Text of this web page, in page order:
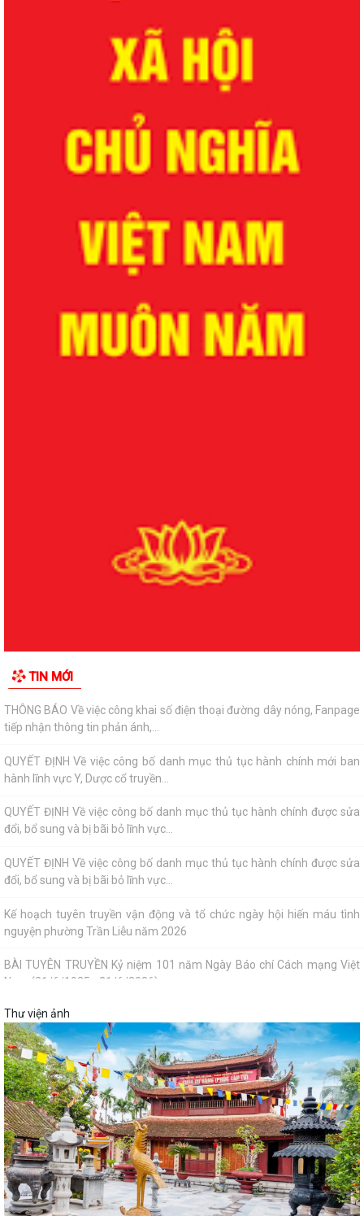
TIN MỚI
đổi, bổ sung lĩnh vực phòng bệnh...
QUYẾT ĐỊNH Về việc công bố danh mục thủ tục hành chính được sửa
đổi, bổ sung lĩnh vực phòng bệnh...
QUYẾT ĐỊNH Về việc công bố danh mục thủ tục hành chính được sửa
đổi, bổ sung, bị bãi bỏ lĩnh vực...
QUYẾT ĐỊNH Về việc công bố danh mục thủ tục hành chính được sửa
nhiệm vụ lĩnh vực y, dược cổ...
QUYẾT ĐỊNH Về việc công bố danh mục thủ tục hành chính được sửa
đổi, bổ sung, bị bãi bỏ lĩnh vực...
vi, chức năng quản lý của Sở Y tế
THÔNG BÁO Về việc công khai số điện thoại đường dây nóng, Fanpage
tiếp nhận thông tin phản ánh,...
QUYẾT ĐỊNH Về việc công bố danh mục thủ tục hành chính mới ban
hành lĩnh vực Y, Dược cổ truyền...
QUYẾT ĐỊNH Về việc công bố danh mục thủ tục hành chính được sửa
đổi, bổ sung và bị bãi bỏ lĩnh vực...
QUYẾT ĐỊNH Về việc công bố danh mục thủ tục hành chính được sửa
đổi, bổ sung và bị bãi bỏ lĩnh vực...
Kế hoạch tuyên truyền vận động và tổ chức ngày hội hiến máu tình
nguyện phường Trần Liễu năm 2026
BÀI TUYÊN TRUYỀN Kỷ niệm 101 năm Ngày Báo chí Cách mạng Việt
Nam (21/6/1925 - 21/6/2026)
QUYẾT ĐỊNH Về việc ủy quyền cho Giám đốc Sở Y tế thực hiện giải
quyết thủ tục hành chính lĩnh vực y...
Lãnh đạo phường Trần Liễu thăm đồng, đánh giá năng suất vụ Chiêm
Xuân 2026
UBND PHƯỜNG TRẦN LIỄU TỔ CHỨC KIỂM TRA CHUYÊN NGÀNH LĨNH
VỰC TIÊU CHUẨN, ĐO LƯỜNG, CHẤT LƯỢNG NĂM...
THÔNG BÁO V/v Niêm yết công khai Công văn số 70/NY-VPCC về việc
tiếp nhận yêu cầu công chứng Văn...
Thư viện ảnh